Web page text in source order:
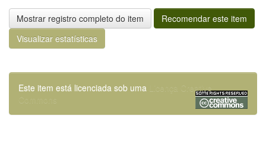
Mostrar registro completo do item
Recomendar este item
Visualizar estatísticas
Este item está licenciada sob uma
Licença Creative
Commons